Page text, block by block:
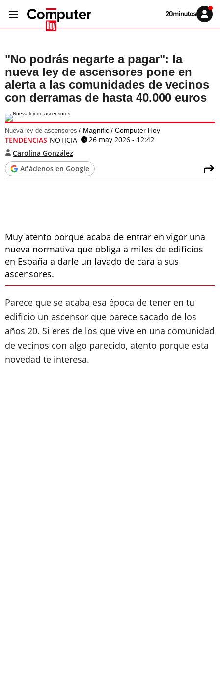
Volver
Iniciar
sesión
"No podrás negarte a pagar": la
nueva ley de ascensores pone en
alerta a las comunidades de vecinos
con derramas de hasta 40.000 euros
Nueva ley de ascensores Magnific / Computer Hoy
TENDENCIAS NOTICIA
26 may 2026 - 12:42
Carolina González
Añádenos en Google
Muy atento porque acaba de entrar en vigor una
nueva normativa que obliga a miles de edificios
en España a darle un lavado de cara a sus
ascensores.
Parece que se acaba esa época de tener en tu
edificio un ascensor que parece sacado de los
años 20. Si eres de los que vive en una comunidad
de vecinos con algo parecido, atento porque esta
novedad te interesa.